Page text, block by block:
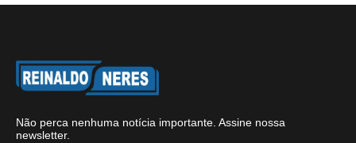
Não perca nenhuma notícia importante. Assine nossa
newsletter.